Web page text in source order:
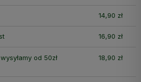
14,90 zł
16,90 zł
od 50zł
18,90 zł